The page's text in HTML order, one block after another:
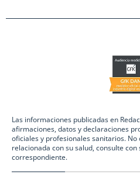
Las informaciones publicadas en
afirmaciones, datos y declaraciones
oficiales y profesionales sanitarios.
relacionada con su salud, consulte
correspondiente.